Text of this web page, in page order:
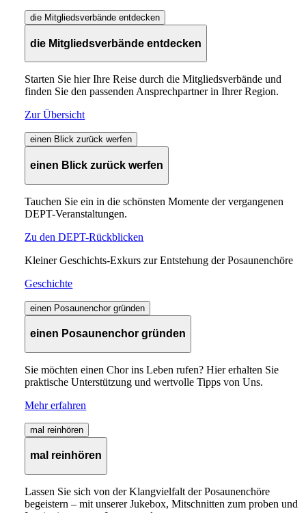
die Mitgliedsverbände entdecken
die Mitgliedsverbände entdecken
Starten Sie hier Ihre Reise durch die Mitgliedsverbände und
finden Sie den passenden Ansprechpartner in Ihrer Region.
Zur Übersicht
einen Blick zurück werfen
einen Blick zurück werfen
Tauchen Sie ein in die schönsten Momente der vergangenen
DEPT-Veranstaltungen.
Zu den DEPT-Rückblicken
Kleiner Geschichts-Exkurs zur Entstehung der Posaunenchöre
Geschichte
einen Posaunenchor gründen
einen Posaunenchor gründen
Sie möchten einen Chor ins Leben rufen? Hier erhalten Sie
praktische Unterstützung und wertvolle Tipps von Uns.
Mehr erfahren
mal reinhören
mal reinhören
Lassen Sie sich von der Klangvielfalt der Posaunenchöre
begeistern – mit unserer Jukebox, Mitschnitten zum proben und